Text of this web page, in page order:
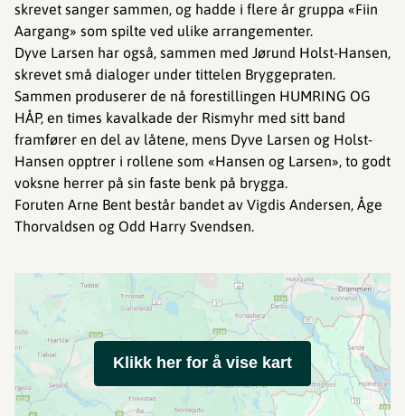
skrevet sanger sammen, og hadde i flere år gruppa «Fiin
Aargang» som spilte ved ulike arrangementer.
Dyve Larsen har også, sammen med Jørund Holst-Hansen,
skrevet små dialoger under tittelen Bryggepraten.
Sammen produserer de nå forestillingen HUMRING OG
HÅP, en times kavalkade der Rismyhr med sitt band
framfører en del av låtene, mens Dyve Larsen og Holst-
Hansen opptrer i rollene som «Hansen og Larsen», to godt
voksne herrer på sin faste benk på brygga.
Foruten Arne Bent består bandet av Vigdis Andersen, Åge
Thorvaldsen og Odd Harry Svendsen.
Klikk her for å vise kart